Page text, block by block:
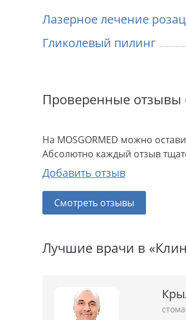
Лазерное лечение
Гликолевый пилинг
Проверенные отзывы
На MOSGORMED можно
Абсолютно каждый отзыв
Добавить отзыв
Смотреть отзывы
Лучшие врачи в